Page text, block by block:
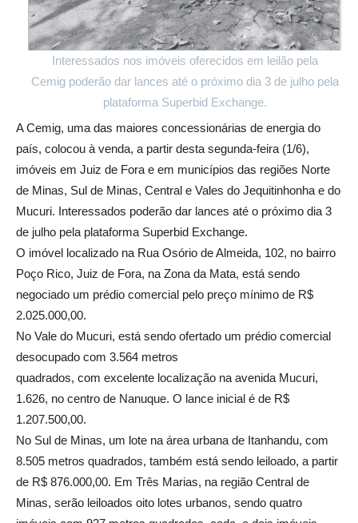
Interessados nos imóveis oferecidos em leilão pela
Cemig poderão dar lances até o próximo dia 3 de julho pela
plataforma Superbid Exchange.
A Cemig, uma das maiores concessionárias de energia do
país, colocou à venda, a partir desta segunda-feira (1/6),
imóveis em Juiz de Fora e em municípios das regiões Norte
de Minas, Sul de Minas, Central e Vales do Jequitinhonha e do
Mucuri. Interessados poderão dar lances até o próximo dia 3
de julho pela plataforma Superbid Exchange.
O imóvel localizado na Rua Osório de Almeida, 102, no bairro
Poço Rico, Juiz de Fora, na Zona da Mata, está sendo
negociado um prédio comercial pelo preço mínimo de R$
2.025.000,00.
No Vale do Mucuri, está sendo ofertado um prédio comercial
desocupado com 3.564 metros
quadrados, com excelente localização na avenida Mucuri,
1.626, no centro de Nanuque. O lance inicial é de R$
1.207.500,00.
No Sul de Minas, um lote na área urbana de Itanhandu, com
8.505 metros quadrados, também está sendo leiloado, a partir
de R$ 876.000,00. Em Três Marias, na região Central de
Minas, serão leiloados oito lotes urbanos, sendo quatro